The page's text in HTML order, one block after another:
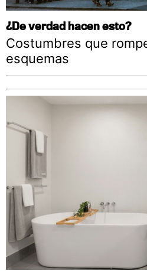
¿De verdad hacen esto?
Costumbres que
esquemas